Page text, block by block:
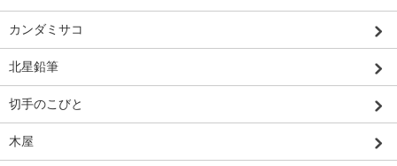
カンダミサコ
北星鉛筆
切手のこびと
木屋